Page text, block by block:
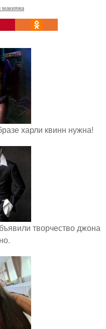
макияжа
харли квинн нужна!
творчество джона